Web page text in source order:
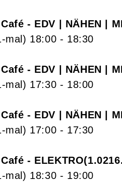
- EDV | NÄHEN |
mal) 18:00 - 18:30
- EDV | NÄHEN |
mal) 17:30 - 18:00
- EDV | NÄHEN |
mal) 17:00 - 17:30
- ELEKTRO
mal) 18:30 - 19:00